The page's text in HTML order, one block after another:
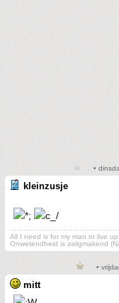
•
kleinzusje
All I need is for my man to live
Onwetendheid is zaligmakend
•
mitt